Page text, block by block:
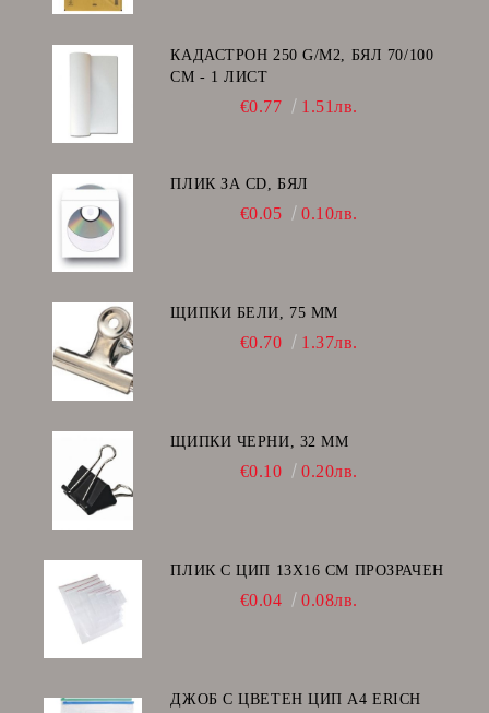
КАДАСТРОН 250 G/M2, БЯЛ 70/100
СМ - 1 ЛИСТ
€0.77 1.51лв.
ПЛИК ЗА CD, БЯЛ
€0.05 0.10лв.
ЩИПКИ БЕЛИ, 75 ММ
€0.70 1.37лв.
ЩИПКИ ЧЕРНИ, 32 ММ
€0.10 0.20лв.
ПЛИК С ЦИП 13X16 CM ПРОЗРАЧЕН
€0.04 0.08лв.
ДЖОБ С ЦВЕТЕН ЦИП А4 ERICH